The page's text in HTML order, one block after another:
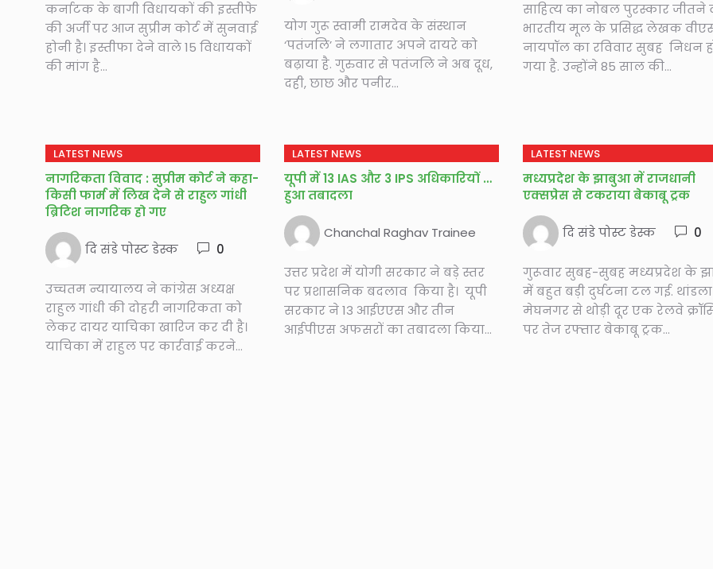
कर्नाटक के बागी विधायकों की इस्तीफे
की अर्जी पर आज सुप्रीम कोर्ट में सुनवाई
होनी है। इस्तीफा देने वाले 15 विधायकों
की मांग है...
योग गुरू स्वामी रामदेव के संस्थान
‘पतंजलि’ ने लगातार अपने दायरे को
बढ़ाया है. गुरुवार से पतंजलि ने अब दूध,
दही, छाछ और पनीर...
साहित्य का नोबल पुरस्कार जीतने
भारतीय मूल के प्रसिद्ध लेखक
नायपॉल का रविवार सुबह निधन
गया है. उन्होंने 85 साल की...
LATEST NEWS
नागरिकता विवाद : सुप्रीम कोर्ट ने कहा-
किसी फार्म में लिख देने से राहुल गांधी
ब्रिटिश नागरिक हो गए
दि संडे पोस्ट डेस्क 0
उच्चतम न्यायालय ने कांग्रेस अध्यक्ष
राहुल गांधी की दोहरी नागरिकता को
लेकर दायर याचिका खारिज कर दी है।
याचिका में राहुल पर कार्रवाई करने...
LATEST NEWS
यूपी में 13 IAS और 3 IPS अधिकारियों का
हुआ तबादला
Chanchal Raghav Trainee
उत्तर प्रदेश में योगी सरकार ने बड़े स्तर
पर प्रशासनिक बदलाव किया है। यूपी
सरकार ने 13 आईएएस और तीन
आईपीएस अफसरों का तबादला किया...
LATEST NEWS
मध्यप्रदेश के झाबुआ में राजधानी
एक्सप्रेस से टकराया बेकाबू ट्रक
दि संडे पोस्ट डेस्क 0
गुरूवार सुबह-सुबह मध्यप्रदेश के
में बहुत बड़ी दुर्घटना टल गई. थांडला
मेघनगर से थोड़ी दूर एक रेलवे
पर तेज रफ्तार बेकाबू ट्रक...